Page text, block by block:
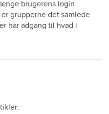
brugerens login
grupperne det samlede
har adgang til hvad i